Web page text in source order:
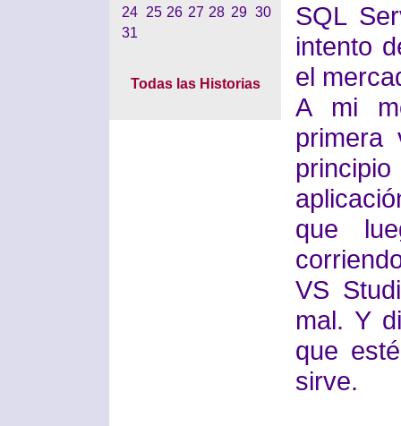
24
25 26 27 28 29 30
31
Todas las Historias
SQL
intento
el
A mi
primera
que
VS
mal. Y
que
sirve.